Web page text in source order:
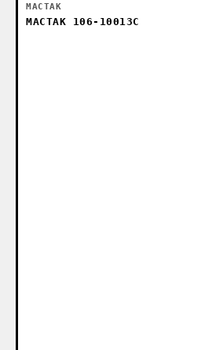
МАСТАК
МАСТАК 106-10013C